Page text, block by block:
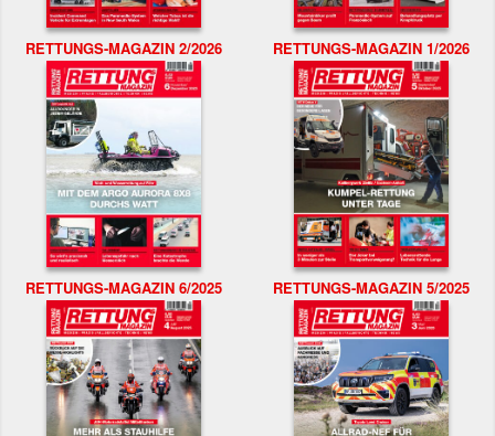
RETTUNGS-MAGAZIN 2/2026 RETTUNGS-MAGAZIN 1/2026
RETTUNGS-MAGAZIN 6/2025 RETTUNGS-MAGAZIN 5/2025